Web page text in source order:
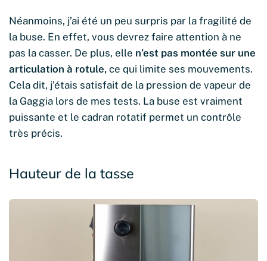
Néanmoins, j’ai été un peu surpris par la fragilité de
la buse. En effet, vous devrez faire attention à ne
pas la casser. De plus, elle n’est pas montée sur une
articulation à rotule, ce qui limite ses mouvements.
Cela dit, j’étais satisfait de la pression de vapeur de
la Gaggia lors de mes tests. La buse est vraiment
puissante et le cadran rotatif permet un contrôle
très précis.
Hauteur de la tasse